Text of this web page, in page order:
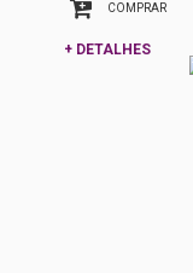
COMPRAR
+ DETALHES